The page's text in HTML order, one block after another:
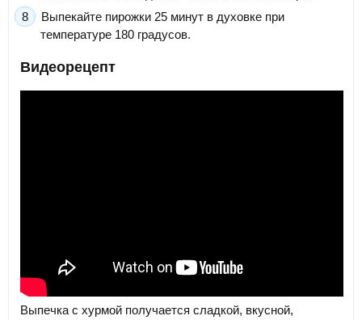
Выпекайте пирожки 25 минут в духовке при
температуре 180 градусов.
Видеорецепт
Выпечка с хурмой получается сладкой, вкусной,